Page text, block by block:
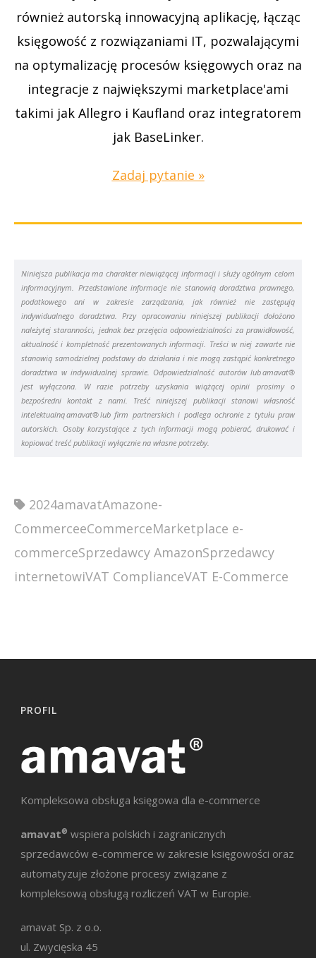
również autorską innowacyjną aplikację, łącząc
księgowość z rozwiązaniami IT, pozwalającymi
na optymalizację procesów księgowych oraz na
integracje z największymi marketplace'ami
takimi jak Allegro i Kaufland oraz integratorem
jak BaseLinker.
Zadaj pytanie »
Niniejsza publikacja ma charakter niewiążącej informacji i służy ogólnym celom
informacyjnym. Przedstawione informacje nie stanowią doradztwa prawnego,
podatkowego ani w zakresie zarządzania, jak również nie zastępują
indywidualnego doradztwa. Przy opracowaniu niniejszej publikacji dołożono
należytej staranności, jednak bez przejęcia odpowiedzialności za prawidłowość,
aktualność i kompletność prezentowanych informacji. Treści w niej zawarte nie
stanowią samodzielnej podstawy do działania i nie mogą zastąpić konkretnego
doradztwa w indywidualnej sprawie. Odpowiedzialność autorów lub amavat®
jest wyłączona. W razie potrzeby uzyskania wiążącej opinii prosimy o
bezpośredni kontakt z nami. Treść niniejszej publikacji stanowi własność
intelektualną amavat® lub firm partnerskich i podlega ochronie z tytułu praw
autorskich. Osoby korzystające z tych informacji mogą pobierać, drukować i
kopiować treść publikacji wyłącznie na własne potrzeby.
2024amavatAmazone-
CommerceeCommerceMarketplace e-
commerceSprzedawcy AmazonSprzedawcy
internetowiVAT ComplianceVAT E-Commerce
PROFIL
Kompleksowa obsługa księgowa dla e-commerce
amavat® wspiera polskich i zagranicznych
sprzedawców e-commerce w zakresie księgowości oraz
automatyzuje złożone procesy związane z
kompleksową obsługą rozliczeń VAT w Europie.
amavat Sp. z o.o.
ul. Zwycięska 45